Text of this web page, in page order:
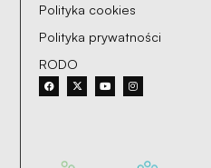
Polityka cookies
Polityka prywatności
RODO